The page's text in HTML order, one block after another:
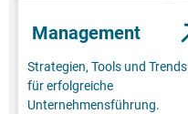
Management
Strategien, Tools und Trends
für erfolgreiche
Unternehmensführung.